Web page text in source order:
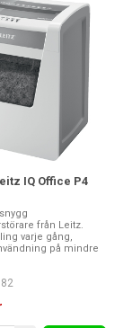
IQ Office P4
från Leitz.
varje gång,
på mindre